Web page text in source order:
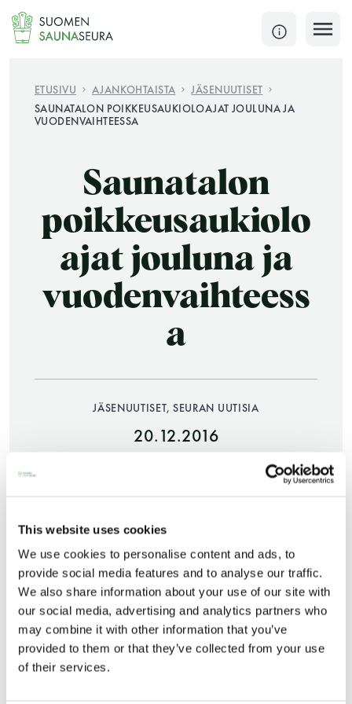
This website uses cookies
We use cookies to personalise content and ads, to
provide social media features and to analyse our traffic.
We also share information about your use of our site with
our social media, advertising and analytics partners who
may combine it with other information that you’ve
provided to them or that they’ve collected from your use
of their services.
Siirry
sisältöön
SULJE
Jokaisen kuun 1. lauantai on jaettu ja jokaisen kuun
KATSO TARKEMMAT AUKIOLOAJAT
JÄSENSIVUT
Saunatalo on avoinna
myös helatorstaina
-Naisten päivät ovat maanantai ja
torstai
ETUSIVU AJANKOHTAISTA
JÄSENUUTISET
SAUNATALON POIKKEUSAUKIOLOAJAT JOULUNA JA
VUODENVAIHTEESSA
Saunatalon
poikkeusaukiolo
ajat jouluna ja
vuodenvaihteess
a
JÄSENUUTISET, SEURAN UUTISIA
20.12.2016
Saunatalo ja saunatalon toimisto on
poikkeuksellisesti auki jouluna ja uutena vuotena.